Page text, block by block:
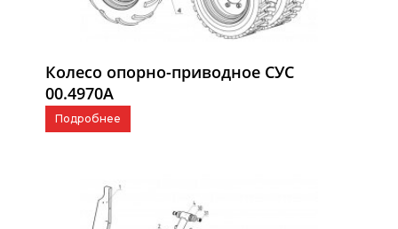
Колесо опорно-приводное СУС
00.4970А
Подробнее